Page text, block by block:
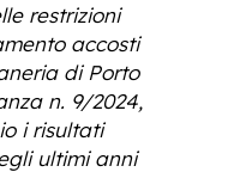
restrizioni
accosti
di Porto
n. 9/2024,
i risultati
ultimi anni